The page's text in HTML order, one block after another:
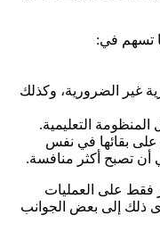
تسهم في:
غير الضرورية، وكذلك
المنظومة التعليمية.
على بقائها في نفس
أن تصبح أكثر منافسة.
فقط على العمليات
ذلك إلى بعض الجوانب